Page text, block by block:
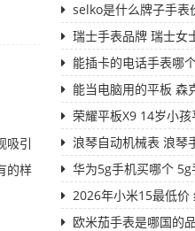
吸引
的样
格selko是什么牌子手表
瑞士手表品牌 瑞士女
能插卡的电话手表哪
能当电脑用的平板 森
荣耀平板X9 14岁小
浪琴自动机械表 浪琴
华为5g手机买哪个
2026年小米15最低价
欧米茄手表是哪国的